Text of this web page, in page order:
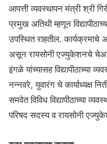
आपत्ती व्यवस्थापन मंत्री श्री
प्रमुख अतिथी म्हणून
उपस्थित राहतील. कार्यक्रमाचे
असून रायसोनी एज्युकेशनचे
इंगळे यांच्यासह विद्यापीठाच्या
नन्नवरे, युवारंग चे कार्याध्यक्ष
समवेत विविध विद्यापीठाच्या
परिषद सदस्य व रायसोनी